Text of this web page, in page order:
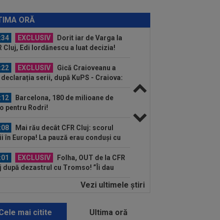
ORĂ
ce face Mihai Stoica. E prima oară
o zic”
EXCLUSIV
Dorit iar de Varga la
Cluj, Edi Iordănescu a luat decizia!
EXCLUSIV
Gică Craioveanu a
serii, după KuPS - Craiova:
Barcelona, 180 de milioane de
pentru Rodri!
Mai rău decât CFR Cluj: scorul
în Europa! La pauză erau conduși cu
EXCLUSIV
Folha, OUT de la CFR
după dezastrul cu Tromso! ”Îi dau
Gigi Becali: ”Am
Enervat după ce a aflat că Rodri
Vezi ultimele ştiri
mai citite Ultima oră